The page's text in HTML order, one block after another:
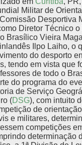
Militar de
Desportiva
Diretor Técnico o
Brasílico Vieira
Ilpo Laiho, o
do desporto
tendo em vista que
de todo o
do programa do
de Serviço
(DSG), com intuito
de
e militares,
competições
determinação